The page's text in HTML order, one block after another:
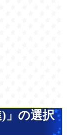
)」の選択